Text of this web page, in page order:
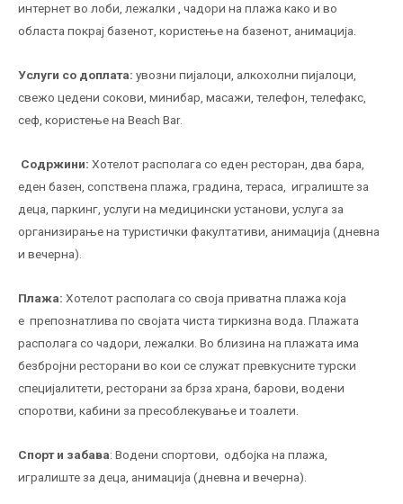
интернет во лоби, лежалки , чадори на плажа како и во
областа покрај базенот, користење на базенот, анимација.
Услуги со доплата: увозни пијалоци, алкохолни пијалоци,
свежо цедени сокови, минибар, масажи, телефон, телефакс,
сеф, користење на Beach Bar.
Содржини: Хотелот располага со еден ресторан, два бара,
еден базен, сопствена плажа, градина, тераса,
игралиште за
деца, паркинг, услуги на медицински установи, услуга за
организирање на туристички факултативи, анимација (дневна
и вечерна).
Плажа: Хотелот располага со своја приватна плажа која
е препознатлива по својата чиста тиркизна вода. Плажата
располага со чадори, лежалки. Во близина на плажата има
безбројни ресторани во кои се служат превкусните турски
специјалитети, ресторани за брза храна, барови, водени
споротви, кабини за пресоблекување и тоалети.
Спорт и забава: Водени спортови,
одбојка на плажа,
игралиште за деца, анимација (дневна и вечерна).